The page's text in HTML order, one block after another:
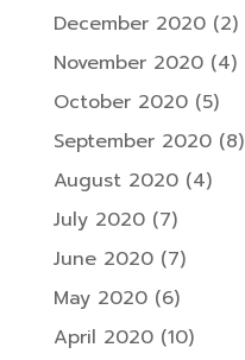
December 2020(2)
November 2020(4)
October 2020(5)
September 2020(8)
August 2020(4)
July 2020(7)
June 2020(7)
May 2020(6)
April 2020(10)